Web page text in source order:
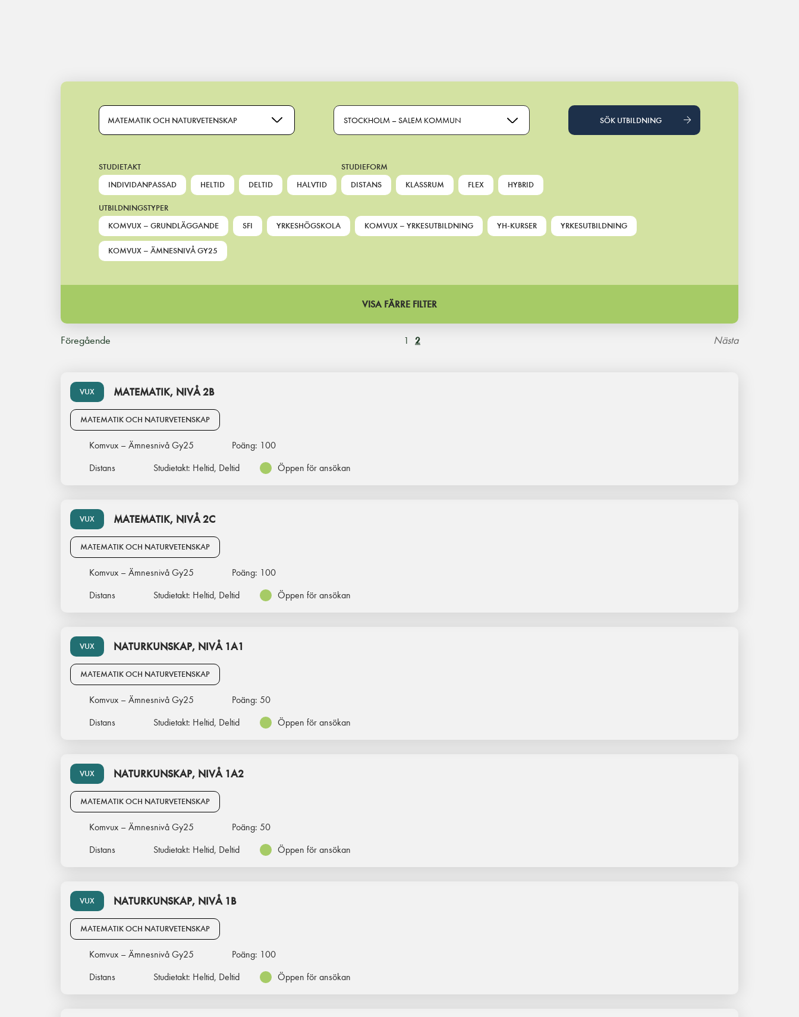
Main Navigation
MATEMATIK OCH NATURVETENSKAP STOCKHOLM – SALEM KOMMUN SÖK UTBILDNING
STUDIETAKT
INDIVIDANPASSAD
HELTID DELTID HALVTID
STUDIEFORM
DISTANS
KLASSRUM FLEX HYBRID
UTBILDNINGSTYPER
KOMVUX – GRUNDLÄGGANDE
SFI YRKESHÖGSKOLA KOMVUX – YRKESUTBILDNING YH-KURSER YRKESUTBILDNING
KOMVUX – ÄMNESNIVÅ GY25
VISA FÄRRE FILTER
Föregående 1 2 Nästa
VUX MATEMATIK, NIVÅ 2B
MATEMATIK OCH NATURVETENSKAP
Komvux – Ämnesnivå Gy25 Poäng: 100
Distans
Studietakt: Heltid, Deltid Öppen för ansökan
VUX MATEMATIK, NIVÅ 2C
MATEMATIK OCH NATURVETENSKAP
Komvux – Ämnesnivå Gy25 Poäng: 100
Distans
Studietakt: Heltid, Deltid Öppen för ansökan
VUX NATURKUNSKAP, NIVÅ 1A1
MATEMATIK OCH NATURVETENSKAP
Komvux – Ämnesnivå Gy25 Poäng: 50
Distans
Studietakt: Heltid, Deltid Öppen för ansökan
VUX NATURKUNSKAP, NIVÅ 1A2
MATEMATIK OCH NATURVETENSKAP
Komvux – Ämnesnivå Gy25 Poäng: 50
Distans
Studietakt: Heltid, Deltid Öppen för ansökan
VUX NATURKUNSKAP, NIVÅ 1B
MATEMATIK OCH NATURVETENSKAP
Komvux – Ämnesnivå Gy25 Poäng: 100
Distans
Studietakt: Heltid, Deltid Öppen för ansökan